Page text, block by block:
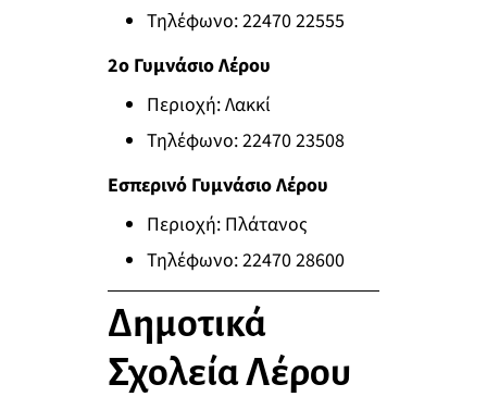
Τηλέφωνο: 22470 22555
2ο Γυμνάσιο Λέρου
Περιοχή: Λακκί
Τηλέφωνο: 22470 23508
Εσπερινό Γυμνάσιο Λέρου
Περιοχή: Πλάτανος
Τηλέφωνο: 22470 28600
Δημοτικά
Σχολεία Λέρου